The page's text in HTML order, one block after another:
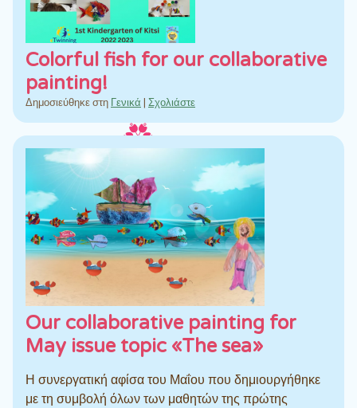
Colorful fish for our collaborative
painting!
Δημοσιεύθηκε στη Γενικά | Σχολιάστε
Our collaborative painting for
May issue topic «The sea»
Η συνεργατική αφίσα του Μαΐου που δημιουργήθηκε
με τη συμβολή όλων των μαθητών της πρώτης